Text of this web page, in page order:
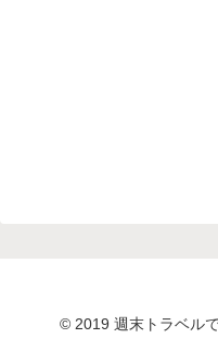
© 2019 週末トラベル